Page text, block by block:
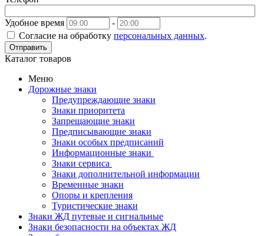
Удобное время
-
Согласие на обработку персональных данных.
Отправить
Каталог товаров
Меню
Дорожные знаки
Предупреждающие знаки
Знаки приоритета
Запрещающие знаки
Предписывающие знаки
Знаки особых предписаний
Информационные знаки
Знаки сервиса
Знаки дополнительной информации
Временные знаки
Опоры и крепления
Туристические знаки
Знаки ЖД путевые и сигнальные
Знаки безопасности на объектах ЖД